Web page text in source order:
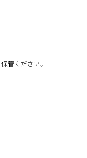
管ください。